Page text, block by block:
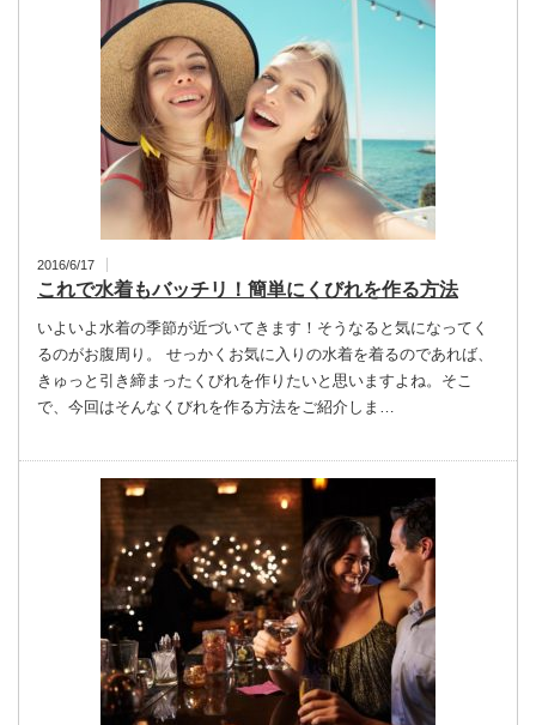
2016/6/17
これで水着もバッチリ！簡単にくびれを作る方法
いよいよ水着の季節が近づいてきます！そうなると気になってく
るのがお腹周り。 せっかくお気に入りの水着を着るのであれば、
きゅっと引き締まったくびれを作りたいと思いますよね。そこ
で、今回はそんなくびれを作る方法をご紹介しま…